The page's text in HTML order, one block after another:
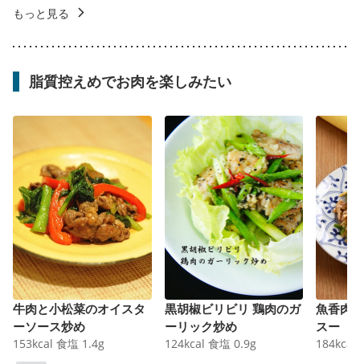
もっと見る
脂質控えめでお肉を楽しみたい
牛肉と小松菜のオイスタ
ーソース炒め
153kcal 食塩 1.4g
黒胡椒ビリビリ 鶏肉のガ
ーリック炒め
124kcal 食塩 0.9g
魚香肉
スー
184kcal